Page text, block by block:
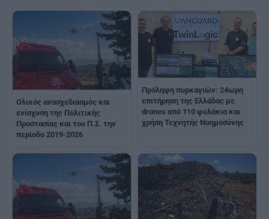
Ολικός ανασχεδιασμός και
ενίσχυση της Πολιτικής
Προστασίας και του Π.Σ. την
περίοδο 2019-2026
Πρόληψη πυρκαγιών: 24ωρη
επιτήρηση της Ελλάδας με
drones από 110 φυλάκια και
χρήση Τεχνητής Νοημοσύνης